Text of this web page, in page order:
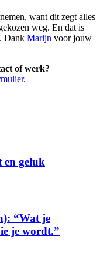
want dit zegt alles
weg. En dat is
Dank Marijn voor jouw
of werk?
.
en geluk
“Wat je
je wordt.”